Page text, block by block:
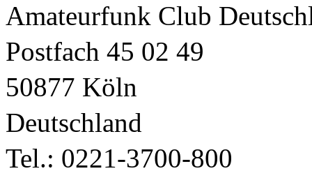
Amateurfunk Club
Postfach 45 02 49
50877 Köln
Deutschland
Tel.: 0221-3700-800